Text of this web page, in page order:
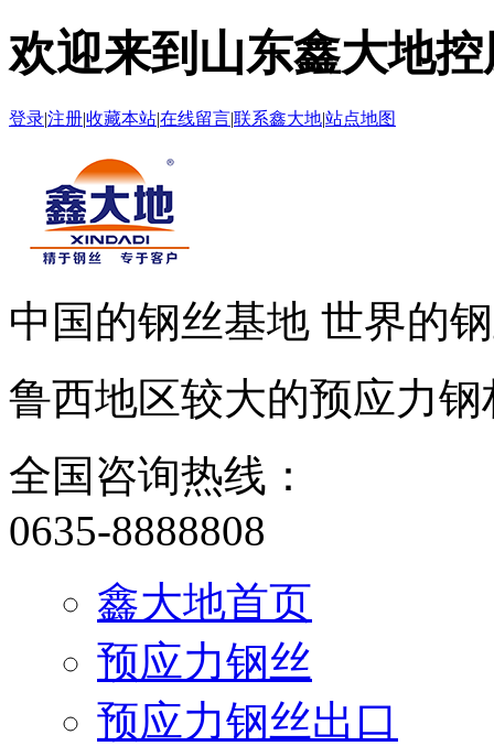
欢迎来到山东鑫大地
登录|注册|收藏本站|在线留言|联系鑫大地|站点地图
中国的钢丝基地 世界的
鲁西地区较大的预应力
全国咨询热线：
0635-8888808
鑫大地首页
预应力钢丝
预应力钢丝出口